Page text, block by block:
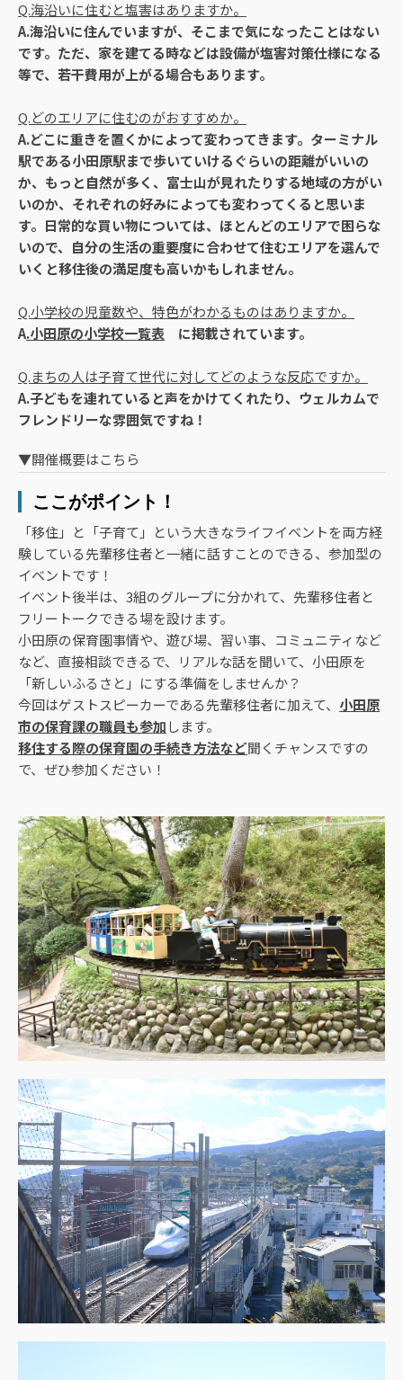
Q.海沿いに住むと塩害はありますか。
A.海沿いに住んでいますが、そこまで気になったことはない
です。ただ、家を建てる時などは設備が塩害対策仕様になる
等で、若干費用が上がる場合もあります。
Q.どのエリアに住むのがおすすめか。
A.どこに重きを置くかによって変わってきます。ターミナル
駅である小田原駅まで歩いていけるぐらいの距離がいいの
か、もっと自然が多く、富士山が見れたりする地域の方がい
いのか、それぞれの好みによっても変わってくると思いま
す。日常的な買い物については、ほとんどのエリアで困らな
いので、自分の生活の重要度に合わせて住むエリアを選んで
いくと移住後の満足度も高いかもしれません。
Q.小学校の児童数や、特色がわかるものはありますか。
A.小田原の小学校一覧表 に掲載されています。
Q.まちの人は子育て世代に対してどのような反応ですか。
A.子どもを連れていると声をかけてくれたり、ウェルカムで
フレンドリーな雰囲気ですね！
▼開催概要はこちら
ここがポイント！
「移住」と「子育て」という大きなライフイベントを両方経
験している先輩移住者と一緒に話すことのできる、参加型の
イベントです！
イベント後半は、3組のグループに分かれて、先輩移住者と
フリートークできる場を設けます。
小田原の保育園事情や、遊び場、習い事、コミュニティなど
など、直接相談できるで、リアルな話を聞いて、小田原を
「新しいふるさと」にする準備をしませんか？
今回はゲストスピーカーである先輩移住者に加えて、 小田原
市の保育課の職員も参加します。
移住する際の保育園の手続き方法など聞くチャンスですの
で、ぜひ参加ください！